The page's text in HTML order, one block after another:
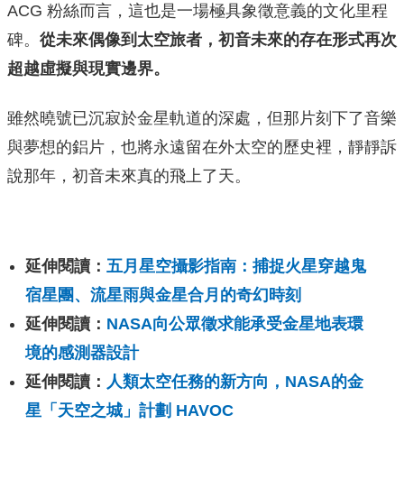
ACG 粉絲而言，這也是一場極具象徵意義的文化里程
碑。 從未來偶像到太空旅者，初音未來的存在形式再次
超越虛擬與現實邊界。
雖然曉號已沉寂於金星軌道的深處，但那片刻下了音樂
與夢想的鋁片，也將永遠留在外太空的歷史裡，靜靜訴
說那年，初音未來真的飛上了天。
延伸閱讀： 五月星空攝影指南：捕捉火星穿越鬼
宿星團、流星雨與金星合月的奇幻時刻
延伸閱讀： NASA向公眾徵求能承受金星地表環
境的感測器設計
延伸閱讀： 人類太空任務的新方向，NASA的金
星「天空之城」計劃 HAVOC